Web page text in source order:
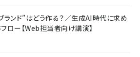
ンド”はどう作る？／生成AI時代に求め
ロー【Web担当者向け講演】